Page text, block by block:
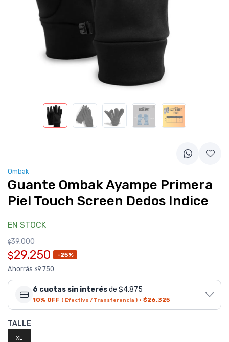
Ombak
Guante Ombak Ayampe Primera
Piel Touch Screen Dedos Indice
EN STOCK
$39.000
$29.250 -25%
Ahorrás $9.750
6 cuotas sin interésde $4.875
10% OFF ( Efectivo / Transferencia ) · $26.325
TALLE
XL